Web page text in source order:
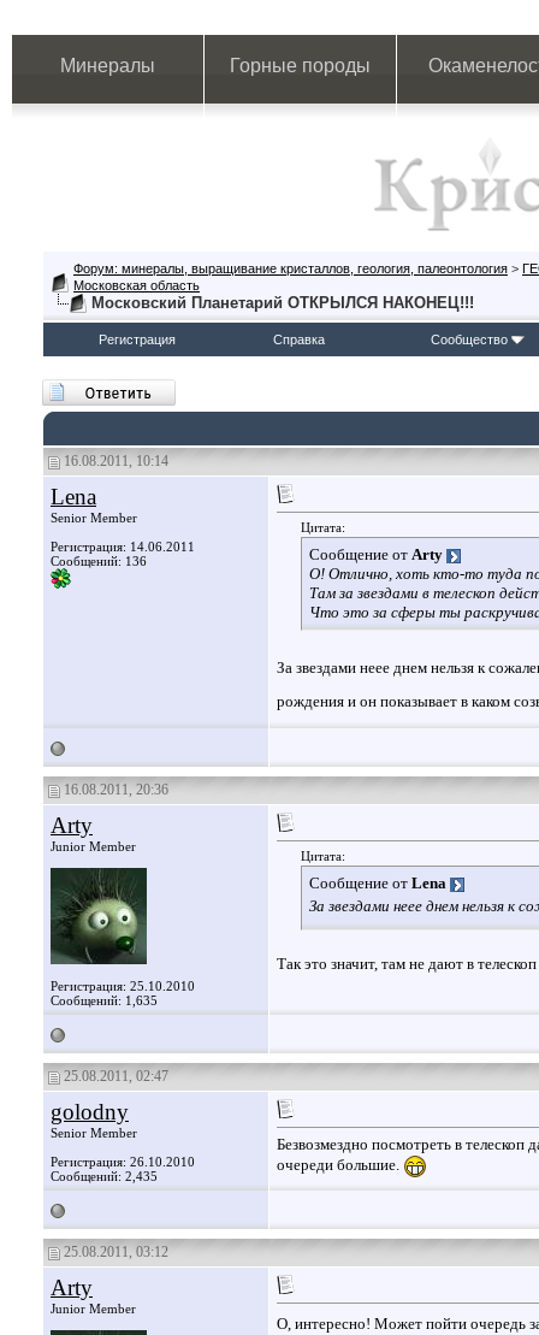
Минералы Горные породы
Форум: минералы, выращивание кристаллов, геология, палеонтология >
Московская область
Московский Планетарий ОТКРЫЛСЯ НАКОНЕЦ!!!
Регистрация Справка Сообщество
16.08.2011, 10:14
Lena
Senior Member
Регистрация: 14.06.2011
Сообщений: 136
Цитата:
Сообщение от Arty
О! Отлично, хоть кто-то туда
Там за звездами в телескоп
Что это за сферы ты
За звездами неее днем нельзя к
рождения и он показывает в каком
16.08.2011, 20:36
Arty
Junior Member
Регистрация: 25.10.2010
Сообщений: 1,635
Цитата:
Сообщение от Lena
За звездами неее днем нельзя к
Так это значит, там не дают в
25.08.2011, 02:47
golodny
Senior Member
Регистрация: 26.10.2010
Сообщений: 2,435
Безвозмездно посмотреть в телескоп
очереди большие.
25.08.2011, 03:12
Arty
Junior Member
О, интересно! Может пойти очередь